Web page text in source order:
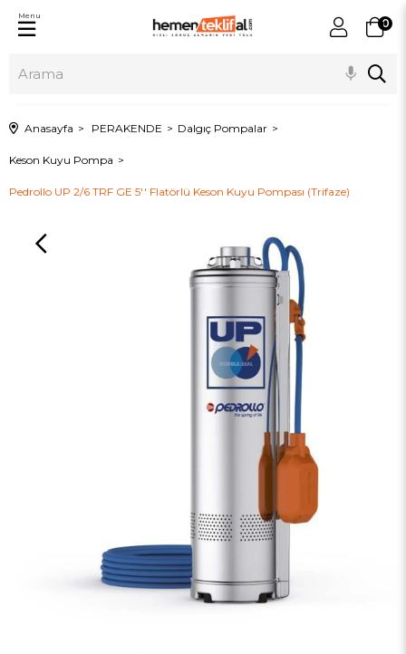
0
Menu
Anasayfa PERAKENDE Dalgıç Pompalar
Keson Kuyu Pompa
Pedrollo UP 2/6 TRF GE 5'' Flatörlü Keson Kuyu Pompası (Trifaze)